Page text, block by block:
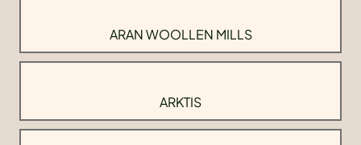
ARAN WOOLLEN MILLS
ARKTIS